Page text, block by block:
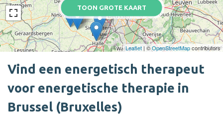
TOON GROTE KAART
Leaflet | ©OpenStreetMapcontributors
Vind een energetisch therapeut
voor energetische therapie in
Brussel (Bruxelles)